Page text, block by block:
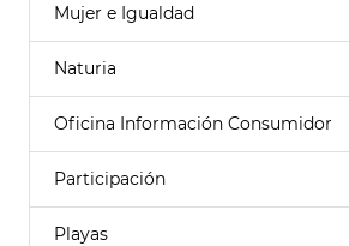
Mujer e Igualdad
Naturia
Oficina Información Consumidor
Participación
Playas